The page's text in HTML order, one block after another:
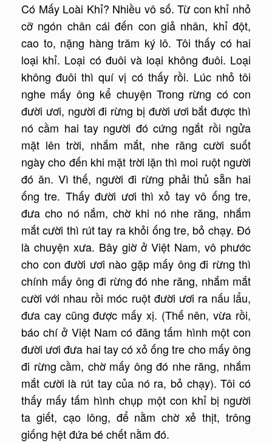
Có Mấy Loài Khỉ? Nhiều vô số. Từ con khỉ nhỏ
cỡ ngón chân cái đến con giả nhân, khỉ đột,
cao to, nặng hàng trăm ký lô. Tôi thấy có hai
loại khỉ. Loại có đuôi và loại không đuôi. Loại
không đuôi thì quí vị có thấy rồi. Lúc nhỏ tôi
nghe mấy ông kể chuyện Trong rừng có con
đười ươi, người đi rừng bị đười ươi bắt được thì
nó cầm hai tay người đó cứng ngắt rồi ngửa
mặt lên trời, nhắm mắt, nhe răng cười suốt
ngày cho đến khi mặt trời lặn thì moi ruột người
đó ăn. Vì thế, người đi rừng phải thủ sẵn hai
ống tre. Thấy đười ươi thì xỏ tay vô ống tre,
đưa cho nó nắm, chờ khi nó nhe răng, nhắm
mắt cười thì rút tay ra khỏi ống tre, bỏ chạy. Đó
là chuyện xưa. Bây giờ ở Việt Nam, vô phước
cho con đười ươi nào gặp mấy ông đi rừng thì
chính mấy ông đi rừng đó nhe răng, nhắm mắt
cười với nhau rồi móc ruột đười ươi ra nấu lẩu,
đưa cay cũng được mấy xị. (Thế nên, vừa rồi,
báo chí ở Việt Nam có đăng tấm hình một con
đười ươi đưa hai tay có xỏ ống tre cho mấy ông
đi rừng cầm, chờ mấy ông đó nhe răng, nhắm
mắt cười là rút tay của nó ra, bỏ chạy). Tôi có
thấy mấy tấm hình chụp một con khỉ bị người
ta giết, cạo lông, để nằm chờ xẻ thịt, trông
giống hệt đứa bé chết nằm đó.